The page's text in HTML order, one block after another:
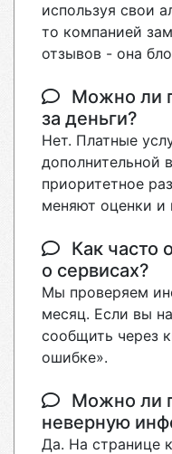
используя свои
то компанией
отзывов - она
Можно ли
за деньги?
Нет. Платные
дополнительной
приоритетное
меняют оценки и
Как часто
о сервисах?
Мы проверяем
месяц. Если вы
сообщить через
ошибке».
Можно ли
неверную
Да. На странице